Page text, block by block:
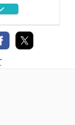
〉を呼び込
、日台「同
言！ 頼...